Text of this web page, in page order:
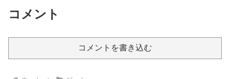
コメント
コメントを書き込む